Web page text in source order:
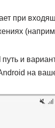
при
путь и
на